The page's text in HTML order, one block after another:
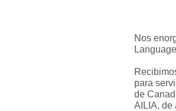
Nos
para
de
AILIA, de